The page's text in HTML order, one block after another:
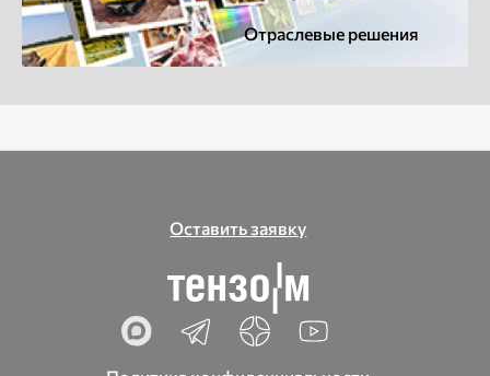
Отраслевые решения
Оставить заявку